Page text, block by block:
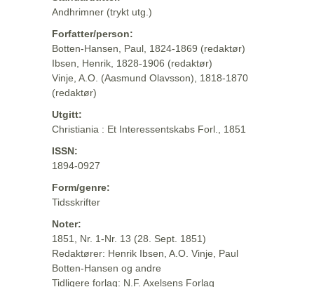
Andhrimner (trykt utg.)
Forfatter/person:
Botten-Hansen, Paul, 1824-1869 (redaktør)
Ibsen, Henrik, 1828-1906 (redaktør)
Vinje, A.O. (Aasmund Olavsson), 1818-1870
(redaktør)
Utgitt:
Christiania : Et Interessentskabs Forl., 1851
ISSN:
1894-0927
Form/genre:
Tidsskrifter
Noter:
1851, Nr. 1-Nr. 13 (28. Sept. 1851)
Redaktører: Henrik Ibsen, A.O. Vinje, Paul
Botten-Hansen og andre
Tidligere forlag: N.F. Axelsens Forlag